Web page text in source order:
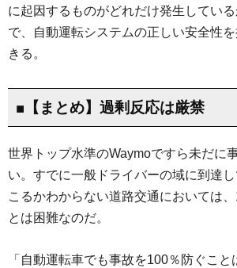
に起因するものがどれだけ発生してい
で、自動運転システムの正しい安全性
きる。
■【まとめ】過剰反応は厳禁
世界トップ水準のWaymoですら未だに
い。すでに一般ドライバーの域に到達
こるかわからない道路交通においては
とは困難なのだ。
「自動運転車でも事故を100％防ぐこ